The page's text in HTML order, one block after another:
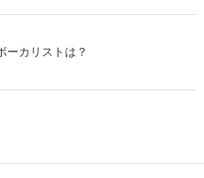
ーカリストは？